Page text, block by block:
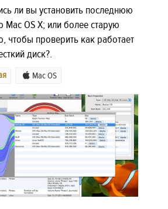
ли вы установить последнюю
Mac OS X; или более старую
чтобы проверить как работает
диск?.
Mac OS